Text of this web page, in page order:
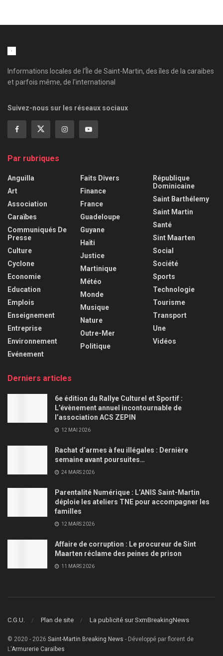
Informations locales de l'Île de Saint-Martin, des îles de la caraibes
et parfois même, de l'international
Suivez-nous sur les réseaux sociaux
Par rubriques
Anguilla
Art
Association
Caraïbes
Communiqués De
Presse
Culture
Cyclone
Economie
Education
Emplois
Enseignement
Entreprise
Environnement
Evénement
Faits Divers
Finance
France
Guadeloupe
Guyane
Haïti
Justice
Martinique
Météo
Monde
Musique
Nature
Outre-Mer
Politique
République
Dominicaine
Saint Barthélemy
Saint Martin
Santé
Sint Maarten
Social
Société
Sports
Technologie
Tourisme
Transport
Une
Vidéos
Derniers articles
6e édition du Rallye Culturel et Sportif :
L’évènement annuel incontournable de
l’association ACS ZEPIN
12 MAI 2026
Rachat d’armes à feu illégales : Dernière
semaine avant poursuites…
24 MARS 2026
Parentalité Numérique : L’ANIS Saint-Martin
déploie les ateliers TNE pour accompagner les
familles
12 MARS 2026
Affaire de corruption : Le procureur de Sint
Maarten réclame des peines de prison
11 MARS 2026
C.G.U. Plan de site La publicité sur SxmBreakingNews
© 2020 - 2026 Saint-Martin Breaking News - Développé par florent de
L'Armurerie Caraïbes